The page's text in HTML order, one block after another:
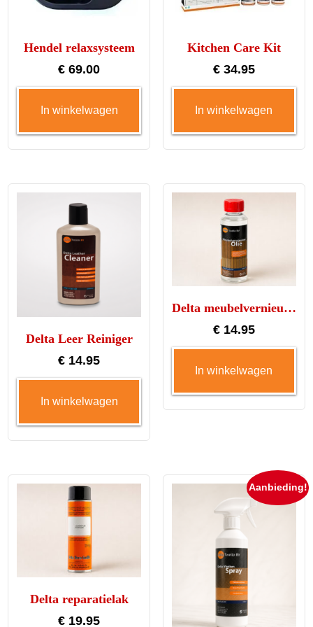
Hendel relaxsysteem
€ 69.00
In winkelwagen
Kitchen Care Kit
€34.95
In winkelwagen
Delta Leer Reiniger
€ 14.95
In winkelwagen
Delta meubelvernieuwer
€14.95
In winkelwagen
Delta reparatielak
€ 19.95
Aanbieding!